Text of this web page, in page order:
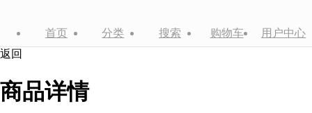
首页 分类 搜索 购物车
用户中心
返回
商品详情